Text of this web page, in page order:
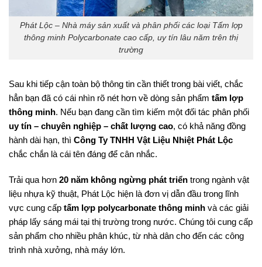
Phát Lộc – Nhà máy sản xuất và phân phối các loại Tấm lợp
thông minh Polycarbonate cao cấp, uy tín lâu năm trên thị
trường
Sau khi tiếp cận toàn bộ thông tin cần thiết trong bài viết, chắc
hẳn bạn đã có cái nhìn rõ nét hơn về dòng sản phẩm tấm lợp
thông minh. Nếu bạn đang cần tìm kiếm một đối tác phân phối
uy tín – chuyên nghiệp – chất lượng cao, có khả năng đồng
hành dài hạn, thì Công Ty TNHH Vật Liệu Nhiệt Phát Lộc
chắc chắn là cái tên đáng để cân nhắc.
Trải qua hơn 20 năm không ngừng phát triển trong ngành vật
liệu nhựa kỹ thuật, Phát Lộc hiện là đơn vị dẫn đầu trong lĩnh
vực cung cấp tấm lợp polycarbonate thông minh và các giải
pháp lấy sáng mái tại thị trường trong nước. Chúng tôi cung cấp
sản phẩm cho nhiều phân khúc, từ nhà dân cho đến các công
trình nhà xưởng, nhà máy lớn.